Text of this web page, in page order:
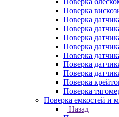
Поверка
Поверка
Поверка
Поверка
Поверка
Поверка
Поверка
Поверка
Поверка
Поверка
Поверка
Поверка емкостей и
Назад